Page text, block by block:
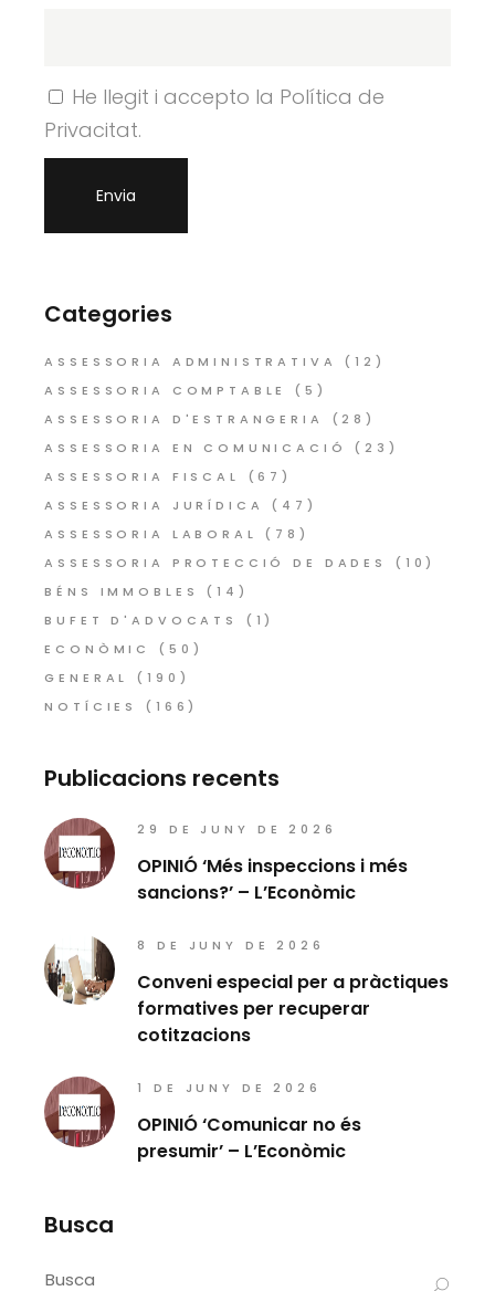
He llegit i accepto la Política de
Privacitat.
Categories
ASSESSORIA ADMINISTRATIVA
(12)
ASSESSORIA COMPTABLE
(5)
ASSESSORIA D'ESTRANGERIA
(28)
ASSESSORIA EN COMUNICACIÓ
(23)
ASSESSORIA FISCAL
(67)
ASSESSORIA JURÍDICA
(47)
ASSESSORIA LABORAL
(78)
ASSESSORIA PROTECCIÓ DE DADES
(10)
BÉNS IMMOBLES
(14)
BUFET D'ADVOCATS
(1)
ECONÒMIC
(50)
GENERAL
(190)
NOTÍCIES
(166)
Publicacions recents
29 DE JUNY DE 2026
OPINIÓ ‘Més inspeccions i més
sancions?’ – L’Econòmic
8 DE JUNY DE 2026
Conveni especial per a pràctiques
formatives per recuperar
cotitzacions
1 DE JUNY DE 2026
OPINIÓ ‘Comunicar no és
presumir’ – L’Econòmic
Busca
Search